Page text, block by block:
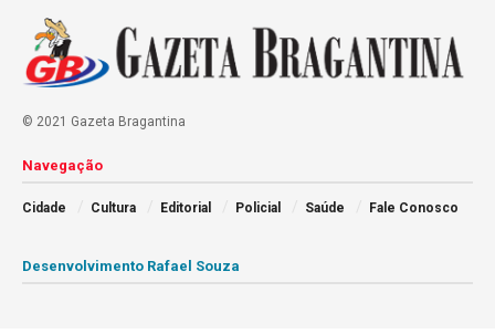
© 2021 Gazeta Bragantina
Navegação
Cidade Cultura Editorial Policial Saúde Fale Conosco
Desenvolvimento Rafael Souza